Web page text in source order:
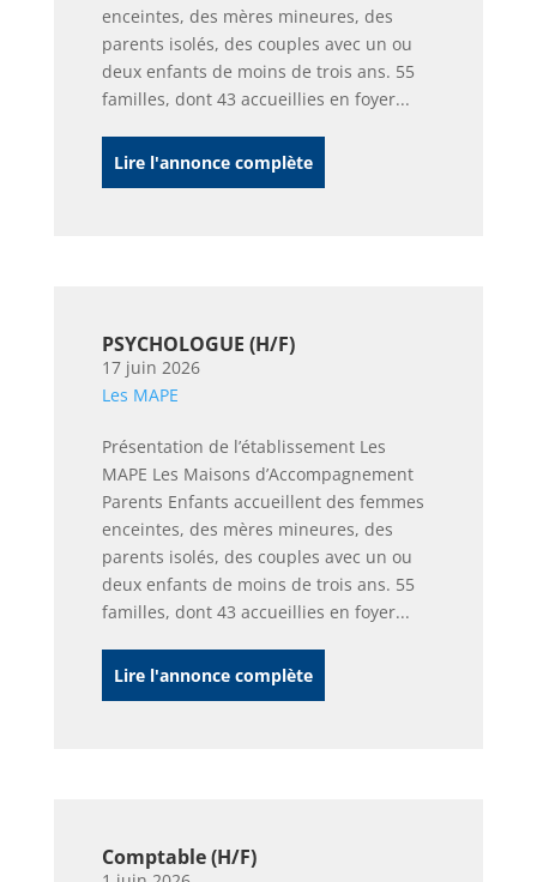
enceintes, des mères mineures, des
parents isolés, des couples avec un ou
deux enfants de moins de trois ans. 55
familles, dont 43 accueillies en foyer...
Lire l'annonce complète
PSYCHOLOGUE (H/F)
17 juin 2026
Les MAPE
Présentation de l’établissement Les
MAPE Les Maisons d’Accompagnement
Parents Enfants accueillent des femmes
enceintes, des mères mineures, des
parents isolés, des couples avec un ou
deux enfants de moins de trois ans. 55
familles, dont 43 accueillies en foyer...
Lire l'annonce complète
Comptable (H/F)